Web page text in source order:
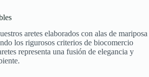
aretes elaborados con alas de mariposa
los rigurosos criterios de biocomercio
representa una fusión de elegancia y